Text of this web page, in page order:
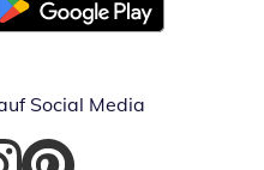
in neuem Fenster
Social Media